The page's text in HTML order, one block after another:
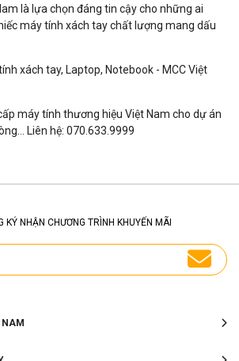
là lựa chọn đáng tin cậy cho những ai
máy tính xách tay chất lượng mang dấu
xách tay, Laptop, Notebook - MCC Việt
máy tính thương hiệu Việt Nam cho dự án
Liên hệ: 070.633.9999
KÝ NHẬN CHƯƠNG TRÌNH KHUYẾN MÃI